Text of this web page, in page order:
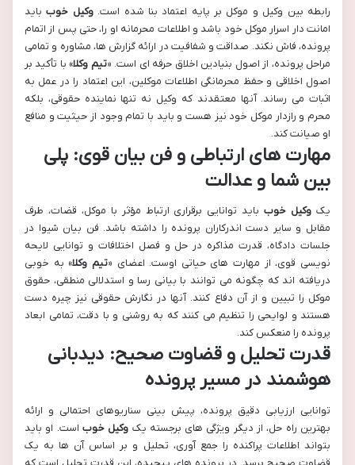
رابطه بین وکیل و موکل بر پایه اعتماد بنا شده است.وکیل خوبباید
امانت دار اسرار موکل خود باشد و اطلاعات محرمانه او را، حتی پس از اتمام
پرونده، فاش نکند. صداقت و شفافیت در ارائه گزارش ها، مشاوره و تمامی
مراحل پرونده، از اصول بنیادین اخلاق حرفه ای است. «تیم وکلا» با تأکید بر
اصول اخلاقی و حفظ محرمانگی اطلاعات موکلین، این اعتماد را در عمل به
اثبات می رساند. آنها معتقدند که وکیل نه تنها نماینده حقوقی، بلکه
محرم و رازدار موکل خود نیز هست و باید با تمام وجود از حیثیت و منافع
او صیانت کند.
مهارت های ارتباطی و فن بیان قوی: پلی
بین شما و عدالت
یک وکیل خوبباید توانایی برقراری ارتباط مؤثر با موکل، قضات، طرف
مقابل و سایر دست اندرکاران پرونده را داشته باشد. فن بیان شیوا در
جلسات دادگاه، قدرت مذاکره در حل و فصل اختلافات و توانایی لایحه
نویسی قوی، از مهارت های حیاتی اوست. اعضای «تیم وکلا» به خوبی
دریافته اند که چگونه می توانند با بیانی رسا و استدلالی منطقی، حقوق
موکل را تبیین و از آن دفاع کنند. آنها در نگارش حقوقی نیز چیره دست
هستند و لوایحی را تنظیم می کنند که به روشنی و با دقت، تمامی ابعاد
پرونده را منعکس کند.
قدرت تحلیل و قضاوت صحیح: دیدبانی
هوشمند در مسیر پرونده
توانایی ارزیابی دقیق پرونده، پیش بینی سناریوهای احتمالی و ارائه
بهترین راه حل، از دیگر ویژگی های برجسته یک وکیل خوب است. او باید
بتواند اطلاعات پراکنده را جمع آوری، تحلیل و بر اساس آن ها به یک